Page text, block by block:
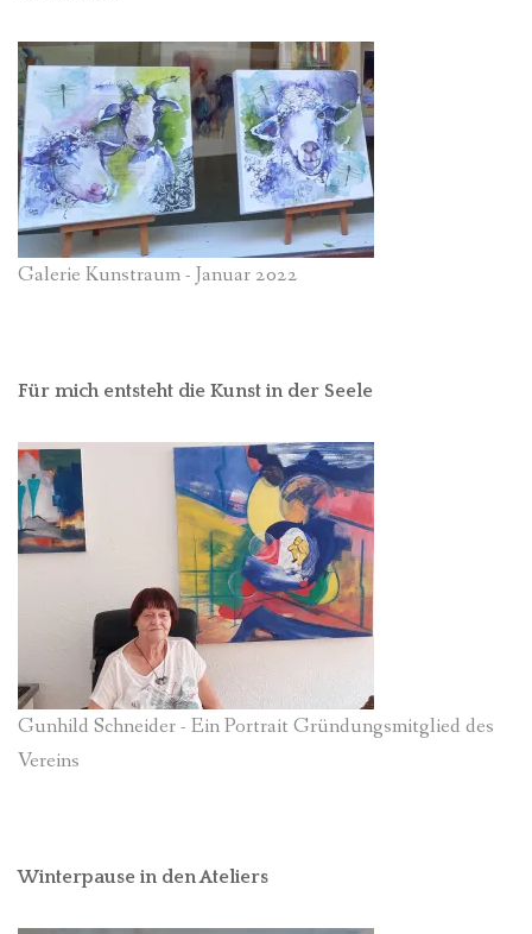
Galerie Kunstraum - Januar 2022
Für mich entsteht die Kunst in der Seele
Gunhild Schneider - Ein Portrait Gründungsmitglied des
Vereins
Winterpause in den Ateliers